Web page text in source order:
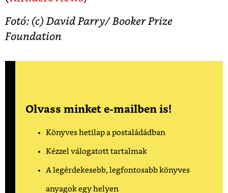
Fotó: (c) David Parry/ Booker Prize
Foundation
Olvass minket e-mailben is!
Könyves hetilap a postaládádban
Kézzel válogatott tartalmak
A legérdekesebb, legfontosabb könyves
anyagok egy helyen